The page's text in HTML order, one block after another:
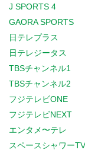
J SPORTS 4
GAORA SPORTS
日テレプラス
日テレジータス
TBSチャンネル1
TBSチャンネル2
フジテレビONE
フジテレビNEXT
エンタメ〜テレ
スペースシャワーTV